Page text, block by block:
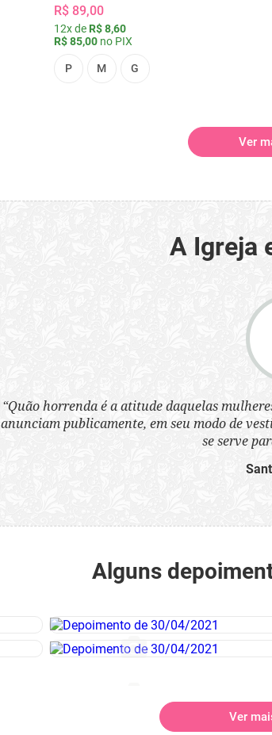
R$ 89,00
12x de R$ 8,60
R$ 85,00no PIX
P M G
Ver
A Igreja
“Quão horrenda é a atitude daquelas
anunciam publicamente, em seu modo de
se serve
Alguns
Ver